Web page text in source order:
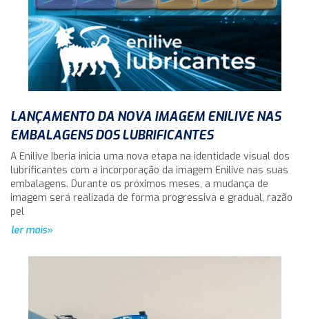
LANÇAMENTO DA NOVA IMAGEM ENILIVE NAS
EMBALAGENS DOS LUBRIFICANTES
A Enilive Iberia inicia uma nova etapa na identidade visual dos
lubrificantes com a incorporação da imagem Enilive nas suas
embalagens. Durante os próximos meses, a mudança de
imagem será realizada de forma progressiva e gradual, razão
pel
ler mais»